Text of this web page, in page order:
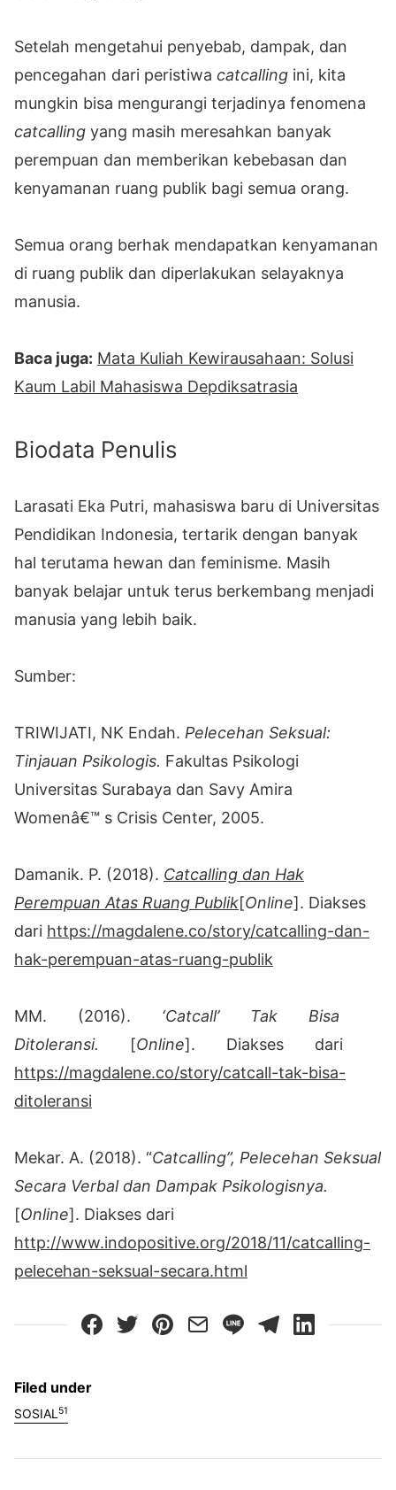
Setelah mengetahui penyebab, dampak, dan
pencegahan dari peristiwa catcalling ini, kita
mungkin bisa mengurangi terjadinya fenomena
catcalling yang masih meresahkan banyak
perempuan dan memberikan kebebasan dan
kenyamanan ruang publik bagi semua orang.
Semua orang berhak mendapatkan kenyamanan
di ruang publik dan diperlakukan selayaknya
manusia.
Baca juga: Mata Kuliah Kewirausahaan: Solusi
Kaum Labil Mahasiswa Depdiksatrasia
Biodata Penulis
Larasati Eka Putri, mahasiswa baru di Universitas
Pendidikan Indonesia, tertarik dengan banyak
hal terutama hewan dan feminisme. Masih
banyak belajar untuk terus berkembang menjadi
manusia yang lebih baik.
Sumber:
TRIWIJATI, NK Endah. Pelecehan Seksual:
Tinjauan Psikologis. Fakultas Psikologi
Universitas Surabaya dan Savy Amira
Womenâ€™ s Crisis Center, 2005.
Damanik. P. (2018). Catcalling dan Hak
Perempuan Atas Ruang Publik[Online]. Diakses
dari https://magdalene.co/story/catcalling-dan-
hak-perempuan-atas-ruang-publik
MM. (2016). ‘Catcall’ Tak Bisa
Ditoleransi. [Online]. Diakses dari
https://magdalene.co/story/catcall-tak-bisa-
ditoleransi
Mekar. A. (2018). “Catcalling”, Pelecehan Seksual
Secara Verbal dan Dampak Psikologisnya.
[Online]. Diakses dari
http://www.indopositive.org/2018/11/catcalling-
pelecehan-seksual-secara.html
Filed under
SOSIAL 51